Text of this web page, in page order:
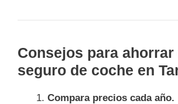
Consejos para ahorrar
seguro de coche en
Compara precios cada año.